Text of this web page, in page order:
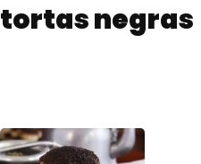
tortas negras